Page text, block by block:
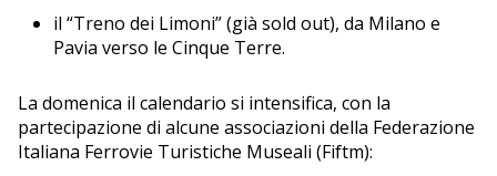
il “Treno dei Limoni” (già sold out), da Milano e
Pavia verso le Cinque Terre.
La domenica il calendario si intensifica, con la
partecipazione di alcune associazioni della Federazione
Italiana Ferrovie Turistiche Museali (Fiftm):